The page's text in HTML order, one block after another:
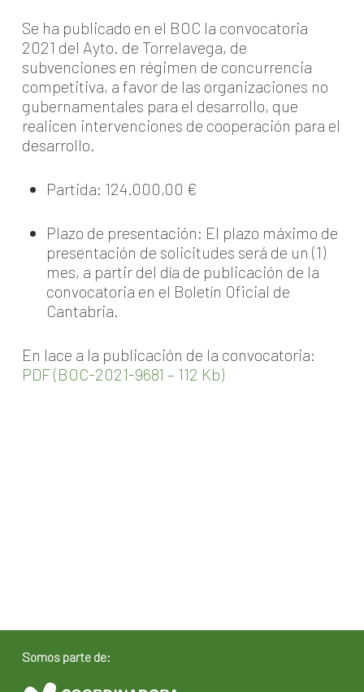
Se ha publicado en el BOC la convocatoria
2021 del Ayto. de Torrelavega, de
subvenciones en régimen de concurrencia
competitiva, a favor de las organizaciones no
gubernamentales para el desarrollo, que
realicen intervenciones de cooperación para el
desarrollo.
Partida: 124.000,00 €
Plazo de presentación: El plazo máximo de
presentación de solicitudes será de un (1)
mes, a partir del día de publicación de la
convocatoria en el Boletín Oficial de
Cantabria.
En lace a la publicación de la convocatoria:
PDF (BOC-2021-9681 – 112 Kb)
Somos parte de: